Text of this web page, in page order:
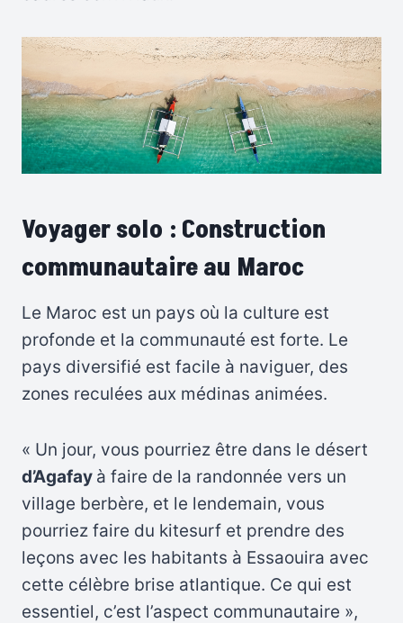
Voyager solo : Construction
communautaire au Maroc
Le Maroc est un pays où la culture est
profonde et la communauté est forte. Le
pays diversifié est facile à naviguer, des
zones reculées aux médinas animées.
« Un jour, vous pourriez être dans le désert
d’Agafay à faire de la randonnée vers un
village berbère, et le lendemain, vous
pourriez faire du kitesurf et prendre des
leçons avec les habitants à Essaouira avec
cette célèbre brise atlantique. Ce qui est
essentiel, c’est l’aspect communautaire »,